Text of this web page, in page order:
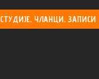
СТУДИЈЕ, ЧЛАНЦИ, ЗАПИСИ